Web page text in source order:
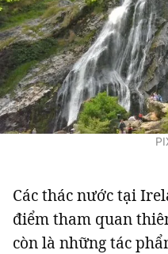
Các thác nước tại
điểm tham quan
còn là những tác